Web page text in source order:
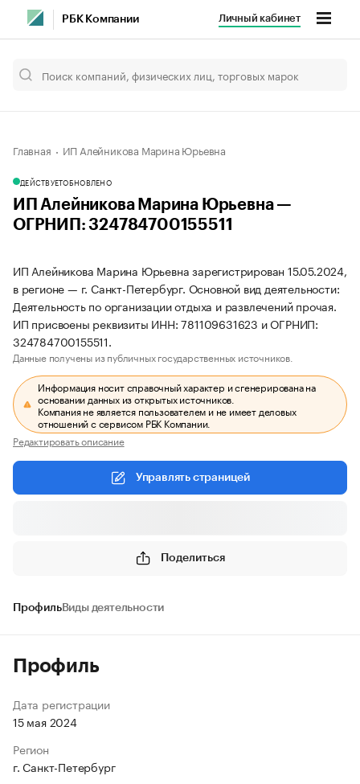
РБК Компании Личный кабинет
Главная ИП Алейникова Марина Юрьевна
ДЕЙСТВУЕТОБНОВЛЕНО
ИП Алейникова Марина Юрьевна —
ОГРНИП: 324784700155511
ИП Алейникова Марина Юрьевна зарегистрирован 15.05.2024,
в регионе — г. Санкт-Петербург. Основной вид деятельности:
Деятельность по организации отдыха и развлечений прочая.
ИП присвоены реквизиты ИНН: 781109631623 и ОГРНИП:
324784700155511.
Данные получены из публичных государственных источников.
Информация носит справочный характер и сгенерирована на
основании данных из открытых источников.
Компания не является пользователем и не имеет деловых
отношений с сервисом РБК Компании.
Редактировать описание
Управлять страницей
Поделиться
ПрофильВиды деятельности
Профиль
Дата регистрации
15 мая 2024
Регион
г. Санкт-Петербург